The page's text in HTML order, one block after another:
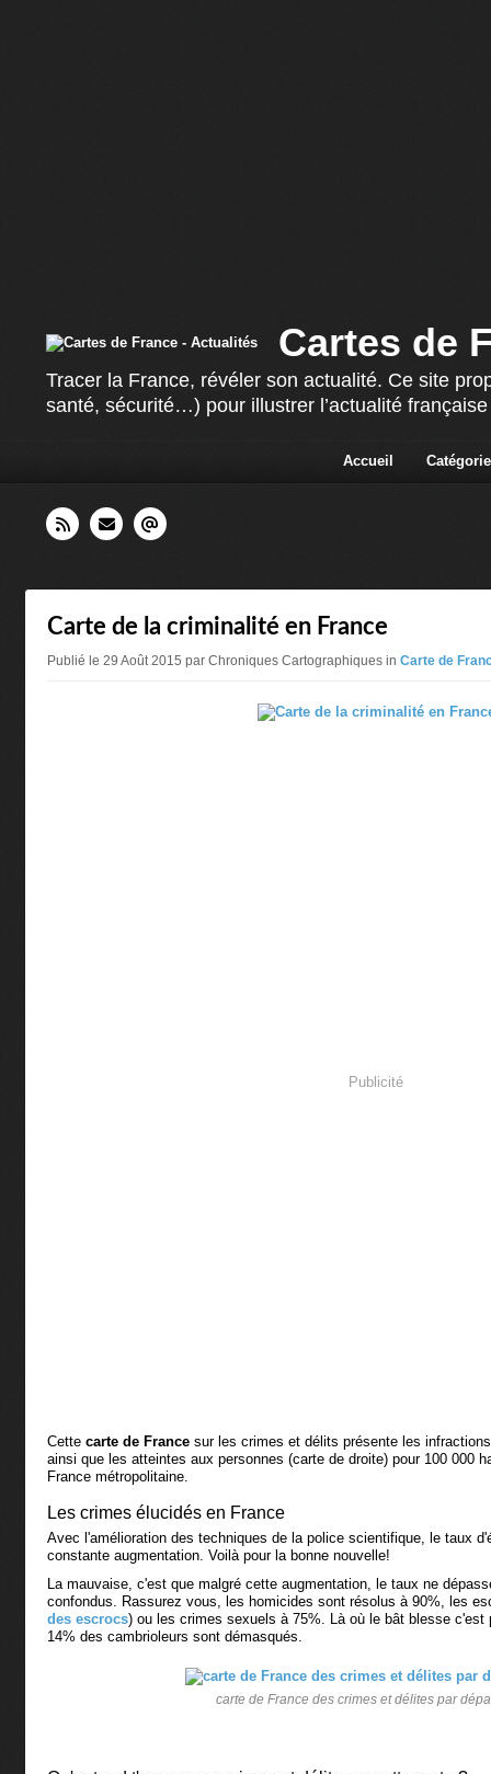
Cartes de
Tracer la France, révéler son actualité. Ce site
santé, sécurité…) pour illustrer l’actualité
Accueil
Carte de la criminalité en France
Publié le 29 Août 2015 par Chroniques Cartographiques in Carte de
Publicité
Cette carte de France sur les crimes et délits présente les
ainsi que les atteintes aux personnes (carte de droite) pour 100 000
France métropolitaine.
Les crimes élucidés en France
Avec l'amélioration des techniques de la police scientifique, le taux
constante augmentation. Voilà pour la bonne nouvelle!
La mauvaise, c'est que malgré cette augmentation, le taux ne
confondus. Rassurez vous, les homicides sont résolus à 90%, les
des escrocs) ou les crimes sexuels à 75%. Là où le bât blesse
14% des cambrioleurs sont démasqués.
carte de France des crimes et délites par